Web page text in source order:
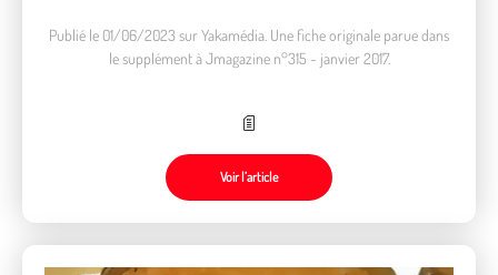
Publié le 01/06/2023 sur Yakamédia. Une fiche originale parue dans
le supplément à Jmagazine n°315 - janvier 2017.
Voir l’article